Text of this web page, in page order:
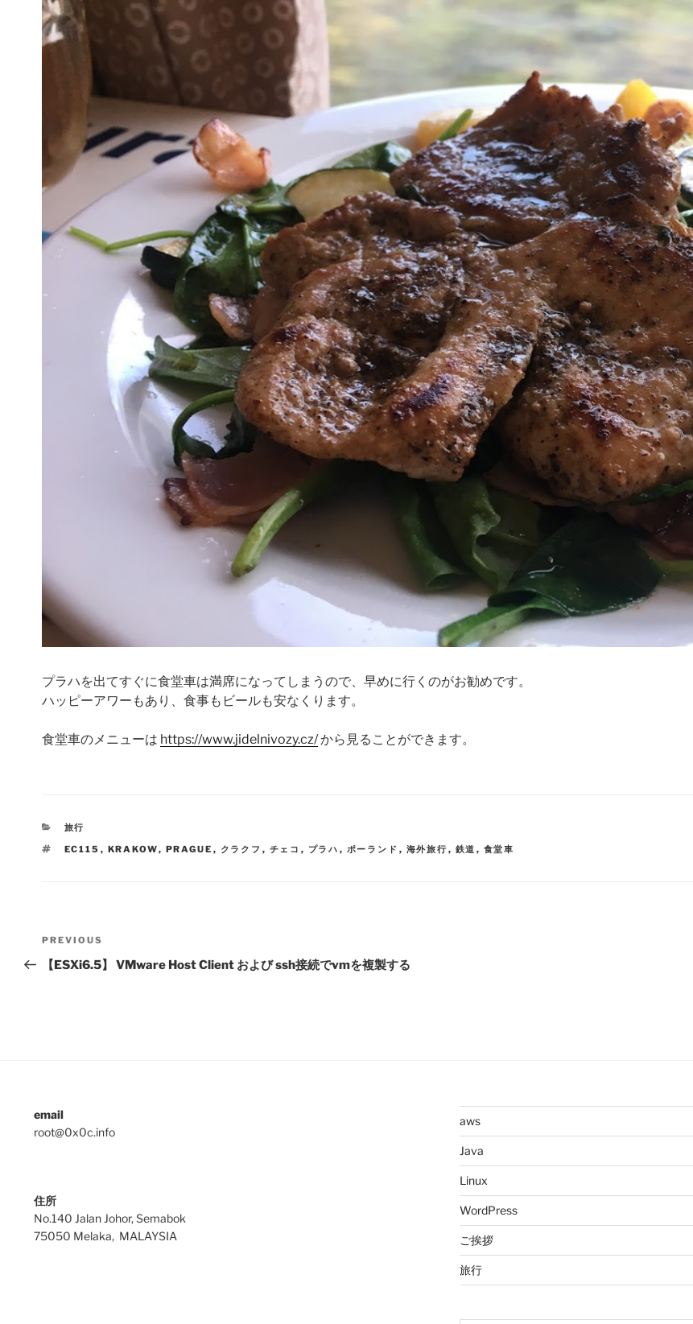
プラハを出てすぐに食堂車は満席になってしまうので、早めに行くのがお勧めです。
ハッピーアワーもあり、食事もビールも安なくります。
食堂車のメニューは https://www.jidelnivozy.cz/から見ることができます。
CATEGORIES
旅行
TAGS
EC115 , KRAKOW, PRAGUE , クラクフ , チェコ , プラハ , ポーランド , 海外旅行 , 鉄道 , 食堂車
Post
navigation
Previous
Post
PREVIOUS
【ESXi6.5】 VMware Host Client および ssh接続でvmを複製する
email
root@0x0c.info
住所
No.140 Jalan Johor, Semabok
75050 Melaka, MALAYSIA
aws
Java
Linux
WordPress
ご挨拶
旅行